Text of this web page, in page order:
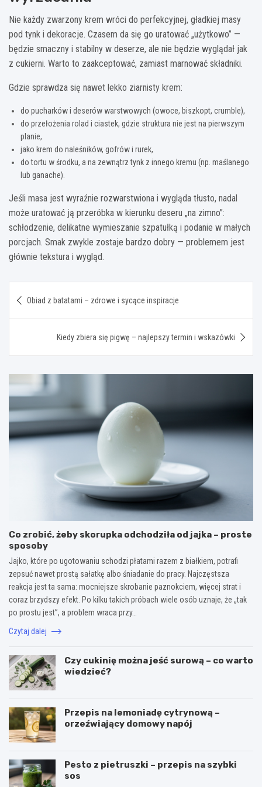
Nie każdy zwarzony krem wróci do perfekcyjnej, gładkiej masy
pod tynk i dekoracje. Czasem da się go uratować „użytkowo” —
będzie smaczny i stabilny w deserze, ale nie będzie wyglądał jak
z cukierni. Warto to zaakceptować, zamiast marnować składniki.
Gdzie sprawdza się nawet lekko ziarnisty krem:
do pucharków i deserów warstwowych (owoce, biszkopt, crumble),
do przełożenia rolad i ciastek, gdzie struktura nie jest na pierwszym
planie,
jako krem do naleśników, gofrów i rurek,
do tortu w środku, a na zewnątrz tynk z innego kremu (np. maślanego
lub ganache).
Jeśli masa jest wyraźnie rozwarstwiona i wygląda tłusto, nadal
może uratować ją przeróbka w kierunku deseru „na zimno”:
schłodzenie, delikatne wymieszanie szpatułką i podanie w małych
porcjach. Smak zwykle zostaje bardzo dobry — problemem jest
głównie tekstura i wygląd.
wpisu
Obiad z batatami – zdrowe i sycące inspiracje
Kiedy zbiera się pigwę – najlepszy termin i wskazówki
Co zrobić, żeby skorupka odchodziła od jajka – proste
sposoby
Jajko, które po ugotowaniu schodzi płatami razem z białkiem, potrafi
zepsuć nawet prostą sałatkę albo śniadanie do pracy. Najczęstsza
reakcja jest ta sama: mocniejsze skrobanie paznokciem, więcej strat i
coraz brzydszy efekt. Po kilku takich próbach wiele osób uznaje, że „tak
po prostu jest”, a problem wraca przy…
Czytaj dalej
Czy cukinię można jeść surową – co warto
wiedzieć?
Przepis na lemoniadę cytrynową –
orzeźwiający domowy napój
Pesto z pietruszki – przepis na szybki
sos